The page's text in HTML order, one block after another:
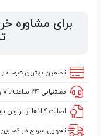
برای مشاوره
تضمین بهترین قیمت
پشتیبانی ۲۴ ساعته، ۷ روز هفته
اصالت کالاها از برترین
تحویل سریع در